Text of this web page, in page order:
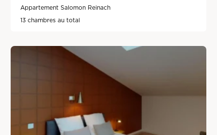
Appartement Salomon Reinach
13 chambres au total